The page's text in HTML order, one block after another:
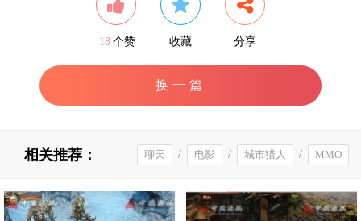
18 个赞 收藏 分享
换一篇
相关推荐： MMO
/
城市猎人
/
电影
/
聊天